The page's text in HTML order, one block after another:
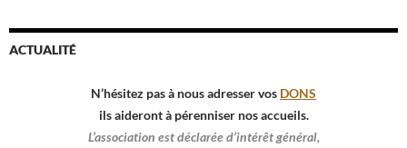
ACTUALITÉ
N’hésitez pas à nous adresser vos DONS
ils aideront à pérenniser nos accueils.
L’association est déclarée d’intérêt général,